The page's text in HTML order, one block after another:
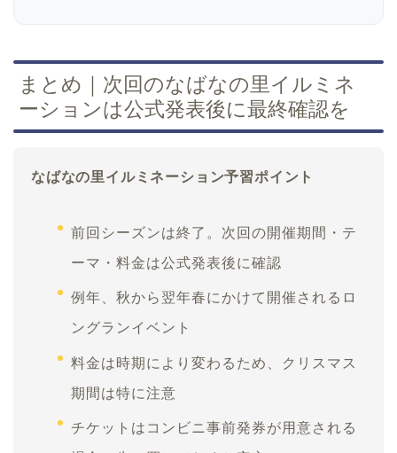
まとめ｜次回のなばなの里イルミネ
ーションは公式発表後に最終確認を
なばなの里イルミネーション予習ポイント
前回シーズンは終了。次回の開催期間・テ
ーマ・料金は公式発表後に確認
例年、秋から翌年春にかけて開催されるロ
ングランイベント
料金は時期により変わるため、クリスマス
期間は特に注意
チケットはコンビニ事前発券が用意される